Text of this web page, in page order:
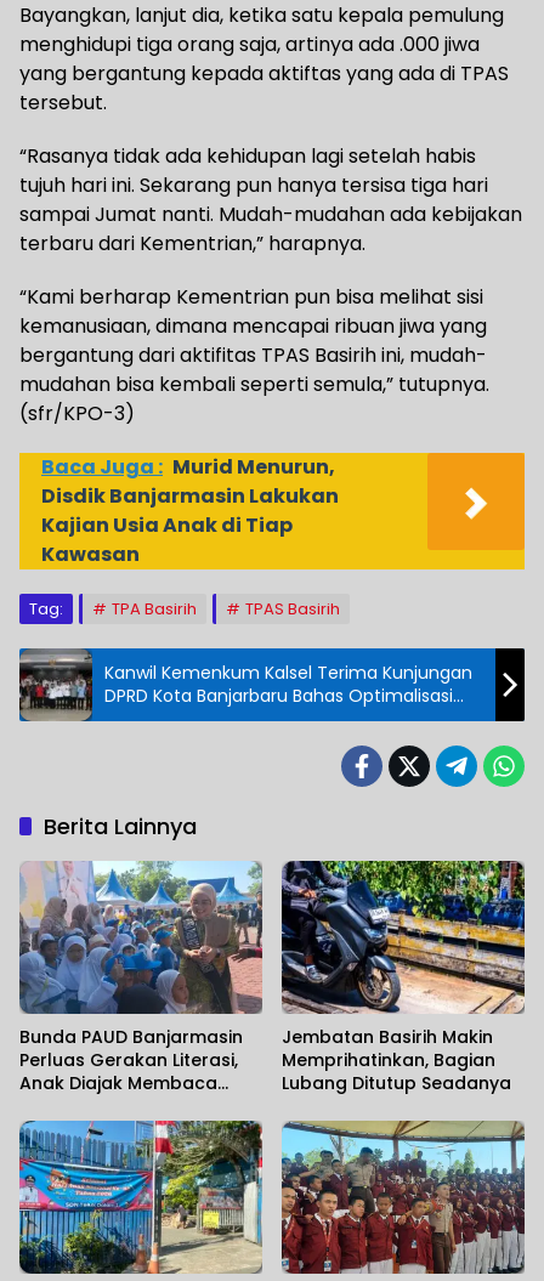
Bayangkan, lanjut dia, ketika satu kepala pemulung
menghidupi tiga orang saja, artinya ada .000 jiwa
yang bergantung kepada aktiftas yang ada di TPAS
tersebut.
“Rasanya tidak ada kehidupan lagi setelah habis
tujuh hari ini. Sekarang pun hanya tersisa tiga hari
sampai Jumat nanti. Mudah-mudahan ada kebijakan
terbaru dari Kementrian,” harapnya.
“Kami berharap Kementrian pun bisa melihat sisi
kemanusiaan, dimana mencapai ribuan jiwa yang
bergantung dari aktifitas TPAS Basirih ini, mudah-
mudahan bisa kembali seperti semula,” tutupnya.
(sfr/KPO-3)
Baca Juga : Murid Menurun,
Disdik Banjarmasin Lakukan
Kajian Usia Anak di Tiap
Kawasan
Tag: TPA Basirih TPAS Basirih
Kanwil Kemenkum Kalsel Terima Kunjungan
DPRD Kota Banjarbaru Bahas Optimalisasi
Harmonisasi Ranperda
Berita Lainnya
Bunda PAUD Banjarmasin
Perluas Gerakan Literasi,
Anak Diajak Membaca
Jembatan Basirih Makin
Memprihatinkan, Bagian
Lubang Ditutup Seadanya